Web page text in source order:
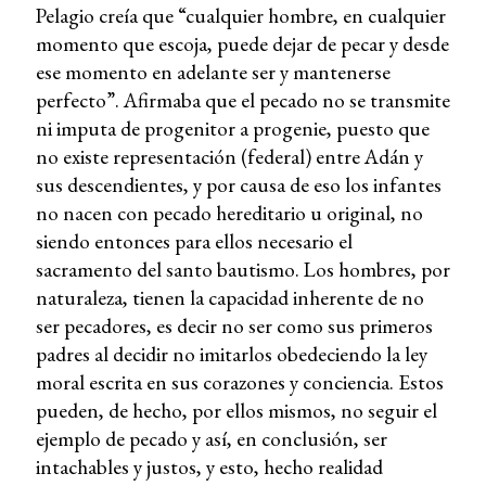
Pelagio creía que “cualquier hombre, en cualquier
momento que escoja, puede dejar de pecar y desde
ese momento en adelante ser y mantenerse
perfecto”. Afirmaba que el pecado no se transmite
ni imputa de progenitor a progenie, puesto que
no existe representación (federal) entre Adán y
sus descendientes, y por causa de eso los infantes
no nacen con pecado hereditario u original, no
siendo entonces para ellos necesario el
sacramento del santo bautismo. Los hombres, por
naturaleza, tienen la capacidad inherente de no
ser pecadores, es decir no ser como sus primeros
padres al decidir no imitarlos obedeciendo la ley
moral escrita en sus corazones y conciencia. Estos
pueden, de hecho, por ellos mismos, no seguir el
ejemplo de pecado y así, en conclusión, ser
intachables y justos, y esto, hecho realidad